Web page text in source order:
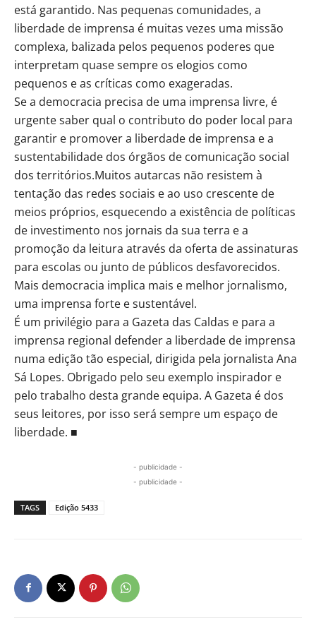
está garantido. Nas pequenas comunidades, a
liberdade de imprensa é muitas vezes uma missão
complexa, balizada pelos pequenos poderes que
interpretam quase sempre os elogios como
pequenos e as críticas como exageradas.
Se a democracia precisa de uma imprensa livre, é
urgente saber qual o contributo do poder local para
garantir e promover a liberdade de imprensa e a
sustentabilidade dos órgãos de comunicação social
dos territórios.Muitos autarcas não resistem à
tentação das redes sociais e ao uso crescente de
meios próprios, esquecendo a existência de políticas
de investimento nos jornais da sua terra e a
promoção da leitura através da oferta de assinaturas
para escolas ou junto de públicos desfavorecidos.
Mais democracia implica mais e melhor jornalismo,
uma imprensa forte e sustentável.
É um privilégio para a Gazeta das Caldas e para a
imprensa regional defender a liberdade de imprensa
numa edição tão especial, dirigida pela jornalista Ana
Sá Lopes. Obrigado pelo seu exemplo inspirador e
pelo trabalho desta grande equipa. A Gazeta é dos
seus leitores, por isso será sempre um espaço de
liberdade. ■
- publicidade -
- publicidade -
TAGS Edição 5433